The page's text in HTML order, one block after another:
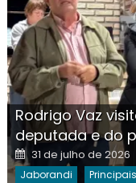
Rodrigo Vaz
deputada e do
Posted
on
31 de julho de 2026
Jaborandi